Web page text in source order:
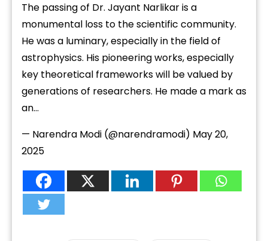
The passing of Dr. Jayant Narlikar is a
monumental loss to the scientific community.
He was a luminary, especially in the field of
astrophysics. His pioneering works, especially
key theoretical frameworks will be valued by
generations of researchers. He made a mark as
an…
— Narendra Modi (@narendramodi) May 20,
2025